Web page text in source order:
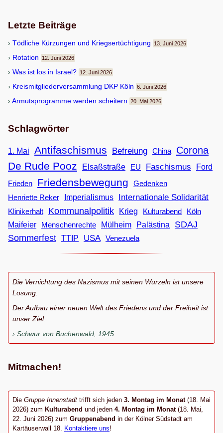
Letzte Beiträge
Töd­li­che Kür­zun­gen und Kriegsertüchtigung 13. Juni 2026
Rota­tion 12. Juni 2026
Was ist los in Israel? 12. Juni 2026
Kreis­mit­glie­der­ver­samm­lung DKP Köln 6. Juni 2026
Armuts­pro­gramme wer­den scheitern 20. Mai 2026
Schlagwörter
1. Mai Antifaschismus Befreiung China Corona
De Rude Pooz Elsaßstraße EU Faschismus
Ford
Frieden
Friedensbewegung
Gedenken
Henriette Reker
Imperialismus Internationale Solidarität
Klinikerhalt Kommunalpolitik Krieg Kulturabend
Köln
Maifeier
Menschenrechte Mülheim Palästina
SDAJ
Sommerfest TTIP USA Venezuela
Die Vernichtung des Nazismus mit seinen Wurzeln ist unsere
Losung.
Der Aufbau einer neuen Welt des Friedens und der Freiheit ist
unser Ziel.
Schwur von Buchenwald, 1945
Mitmachen!
Die Gruppe Innenstadt trifft sich jeden 3. Montag im Monat (18. Mai
2026) zum Kulturabend und jeden 4. Montag im Monat(18. Mai,
22. Juni 2026) zum Gruppenabend in der Kölner Südstadt am
Kartäuserwall 18. Kontaktiere uns!